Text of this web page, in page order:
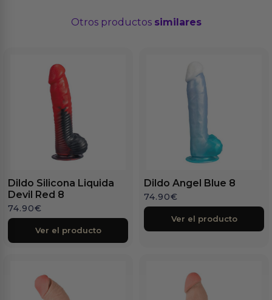
Otros productos similares
Dildo Silicona Liquida
Devil Red 8
74.90€
Ver el producto
Dildo Angel Blue 8
74.90€
Ver el producto